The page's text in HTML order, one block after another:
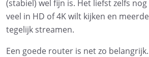
(stabiel) wel fijn is. Het liefst zelfs
veel in HD of 4K wilt kijken en
tegelijk streamen.
Een goede router is net zo